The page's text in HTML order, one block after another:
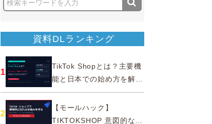
資料DLランキング
1
TikTok Shopとは？主要機
能と日本での始め方を解説
｜公式認定パートナー
2
【モールハック】
TIKTOKSHOP 意図的なバ